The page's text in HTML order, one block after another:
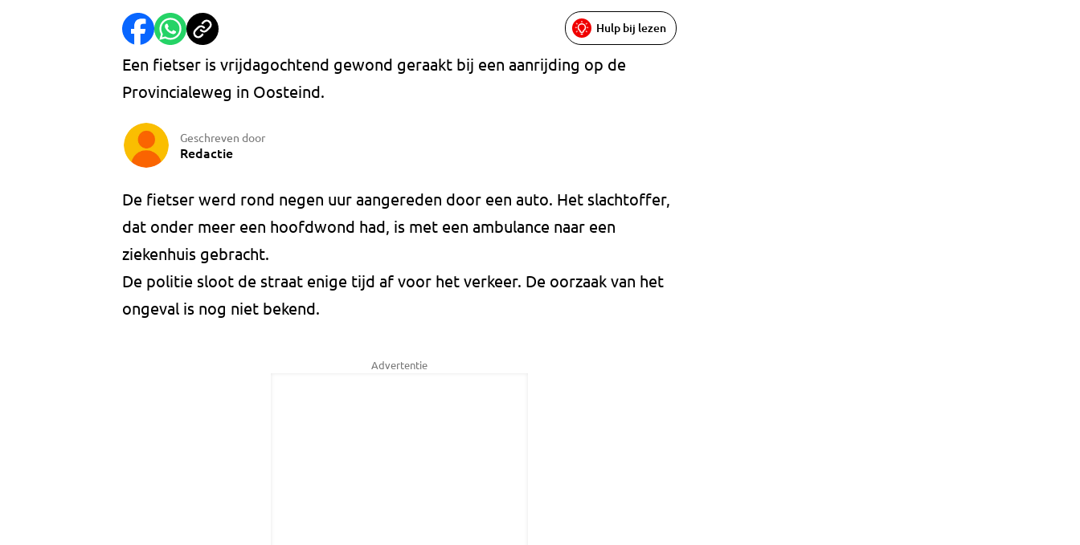
Hulp bij lezen
Een fietser is vrijdagochtend gewond geraakt bij een aanrijding op de
Provincialeweg in Oosteind.
Geschreven door
Redactie
De fietser werd rond negen uur aangereden door een auto. Het slachtoffer,
dat onder meer een hoofdwond had, is met een ambulance naar een
ziekenhuis gebracht.
De politie sloot de straat enige tijd af voor het verkeer. De oorzaak van het
ongeval is nog niet bekend.
Advertentie